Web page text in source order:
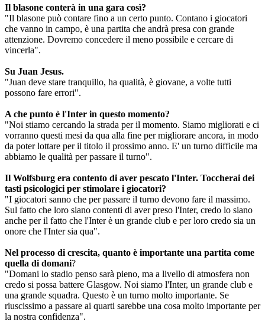
Il blasone conterà in una gara così?
"Il blasone può contare fino a un certo punto. Contano i giocatori
che vanno in campo, è una partita che andrà presa con grande
attenzione. Dovremo concedere il meno possibile e cercare di
vincerla".
Su Juan Jesus.
"Juan deve stare tranquillo, ha qualità, è giovane, a volte tutti
possono fare errori".
A che punto è l'Inter in questo momento?
"Noi stiamo cercando la strada per il momento. Siamo migliorati e ci
vorranno questi mesi da qua alla fine per migliorare ancora, in modo
da poter lottare per il titolo il prossimo anno. E' un turno difficile ma
abbiamo le qualità per passare il turno".
Il Wolfsburg era contento di aver pescato l'Inter. Toccherai dei
tasti psicologici per stimolare i giocatori?
"I giocatori sanno che per passare il turno devono fare il massimo.
Sul fatto che loro siano contenti di aver preso l'Inter, credo lo siano
anche per il fatto che l'Inter è un grande club e per loro credo sia un
onore che l'Inter sia qua".
Nel processo di crescita, quanto è importante una partita come
quella di domani?
"Domani lo stadio penso sarà pieno, ma a livello di atmosfera non
credo si possa battere Glasgow. Noi siamo l'Inter, un grande club e
una grande squadra. Questo è un turno molto importante. Se
riuscissimo a passare ai quarti sarebbe una cosa molto importante per
la nostra confidenza".